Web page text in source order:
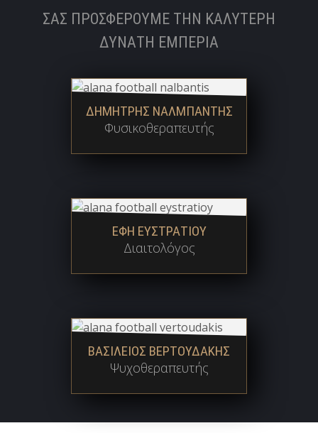
ΣΑΣ ΠΡΟΣΦΕΡΟΥΜΕ ΤΗΝ ΚΑΛΥΤΕΡΗ
ΔΥΝΑΤΗ ΕΜΠΕΡΙΑ
ΔΗΜΗΤΡΗΣ ΝΑΛΜΠΑΝΤΗΣ
Φυσικοθεραπευτής
ΕΦΗ ΕΥΣΤΡΑΤΙΟΥ
Διαιτολόγος
ΒΑΣΙΛΕΙΟΣ ΒΕΡΤΟΥΔΑΚΗΣ
Ψυχοθεραπευτής